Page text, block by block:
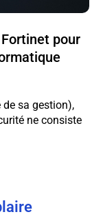
pour
de sa gestion),
ne consiste